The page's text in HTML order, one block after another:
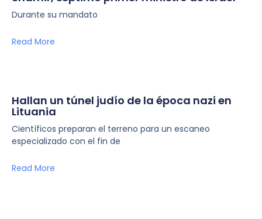
Durante su mandato
Read More
Hallan un túnel judío de la época nazi en
Lituania
Científicos preparan el terreno para un escaneo
especializado con el fin de
Read More